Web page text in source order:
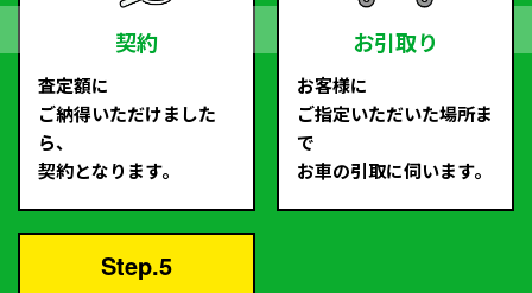
契約
査定額に
ご納得いただけました
ら、
契約となります。
お引取り
お客様に
ご指定いただいた場所ま
で
お車の引取に伺います。
Step.5